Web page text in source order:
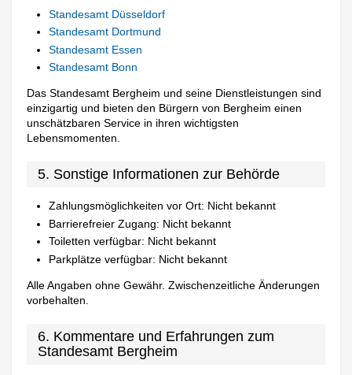
Standesamt Düsseldorf
Standesamt Dortmund
Standesamt Essen
Standesamt Bonn
Das Standesamt Bergheim und seine Dienstleistungen sind
einzigartig und bieten den Bürgern von Bergheim einen
unschätzbaren Service in ihren wichtigsten
Lebensmomenten.
5. Sonstige Informationen zur Behörde
Zahlungsmöglichkeiten vor Ort: Nicht bekannt
Barrierefreier Zugang: Nicht bekannt
Toiletten verfügbar: Nicht bekannt
Parkplätze verfügbar: Nicht bekannt
Alle Angaben ohne Gewähr. Zwischenzeitliche Änderungen
vorbehalten.
6. Kommentare und Erfahrungen zum
Standesamt Bergheim